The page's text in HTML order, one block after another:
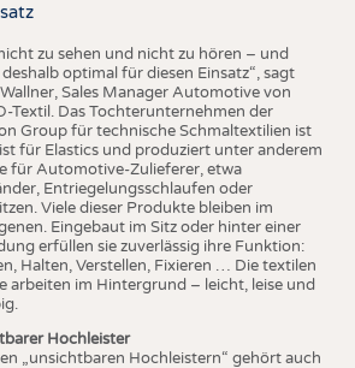
zu sehen und nicht zu hören – und
optimal für diesen Einsatz“, sagt
Sales Manager Automotive von
Textil. Das Tochterunternehmen der
Group für technische Schmaltextilien ist
für Elastics und produziert unter anderem
für Automotive-Zulieferer, etwa
Entriegelungsschlaufen oder
Viele dieser Produkte bleiben im
Eingebaut im Sitz oder hinter einer
erfüllen sie zuverlässig ihre Funktion:
Halten, Verstellen, Fixieren … Die textilen
arbeiten im Hintergrund – leicht, leise und
Hochleister
„unsichtbaren Hochleistern“ gehört auch